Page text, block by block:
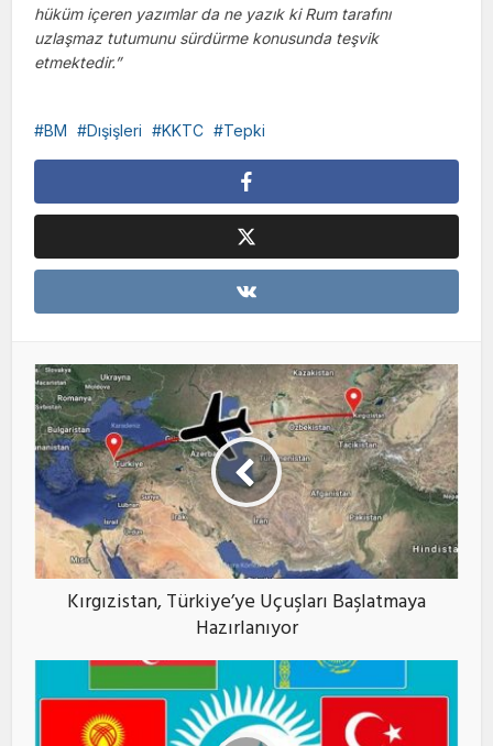
hüküm içeren yazımlar da ne yazık ki Rum tarafını
uzlaşmaz tutumunu sürdürme konusunda teşvik
etmektedir.”
BM Dışişleri KKTC Tepki
Kırgızistan, Türkiye’ye Uçuşları Başlatmaya
Hazırlanıyor